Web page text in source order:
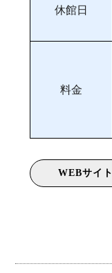
休館日
料金
WEBサイト